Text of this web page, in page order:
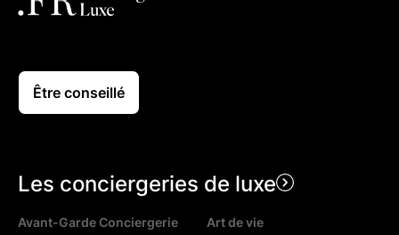
Être conseillé
Les conciergeries de luxe
Avant-Garde Conciergerie Art de vie